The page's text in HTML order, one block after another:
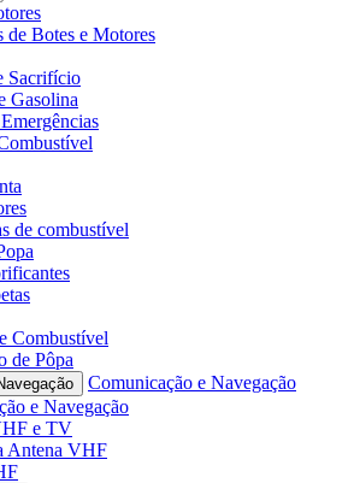
de Botes e Motores
Sacrifício
Gasolina
de combustível
Combustível
de Pôpa
Comunicação e Navegação
e Navegação
e TV
Antena VHF